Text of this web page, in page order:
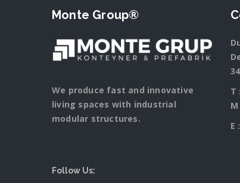
Monte Group®
We produce fast and innovative
living spaces with industrial
modular structures.
Follow Us:
T
M
E :